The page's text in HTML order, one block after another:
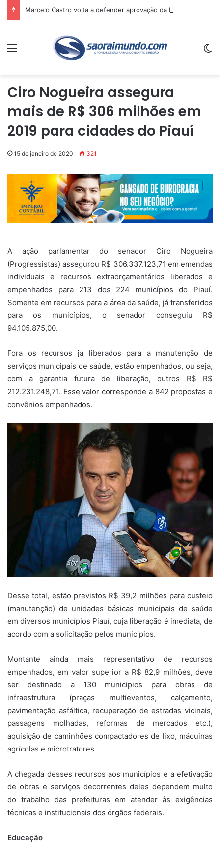
Menu
Ciro Nogueira assegura
mais de R$ 306 milhões em
2019 para cidades do Piauí
15 de janeiro de 2020 321
A ação parlamentar do senador Ciro Nogueira
(Progressistas) assegurou R$ 306.337.123,71 em emendas
individuais e recursos extraorçamentários liberados e
empenhados para 213 dos 224 municípios do Piauí.
Somente em recursos para a área da saúde, já transferidos
para os municípios, o senador conseguiu R$
94.105.875,00.
Fora os recursos já liberados para a manutenção de
serviços municipais de saúde, estão empenhados, ou seja,
com a garantia futura de liberação, outros R$ R$
212.231.248,71. Esse valor corresponde a 842 propostas e
convênios empenhados.
Desse total, estão previstos R$ 39,2 milhões para custeio
(manutenção) de unidades básicas municipais de saúde
em diversos municípios Piauí, cuja liberação é imediata, de
acordo com a solicitação pelos municípios.
Montante ainda mais representativo de recursos
empenhados, em valor superior a R$ 82,9 milhões, deve
ser destinado a 130 municípios para obras de
infraestrutura (praças multieventos, calçamento,
pavimentação asfáltica, recuperação de estradas vicinais,
passagens molhadas, reformas de mercados etc.),
aquisição de caminhões compactadores de lixo, máquinas
agrícolas e microtratores.
A chegada desses recursos aos municípios e a efetivação
de obras e serviços decorrentes deles dependem muito
do trabalho das prefeituras em atender às exigências
técnicas e institucionais dos órgãos federais.
Educação